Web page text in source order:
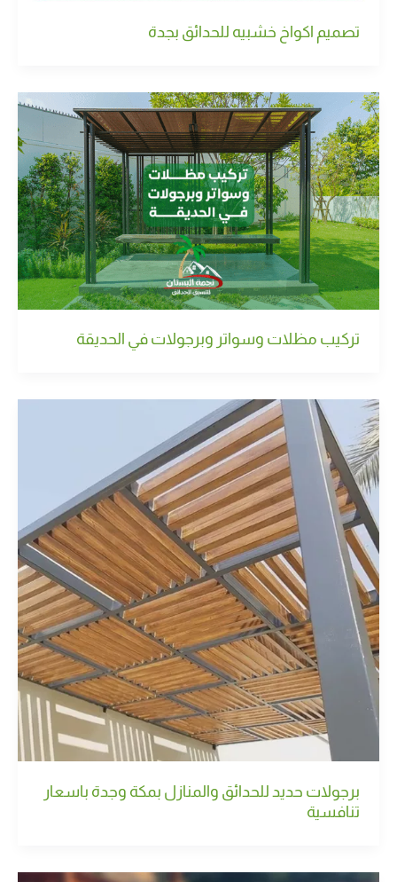
تصميم اكواخ خشبيه للحدائق بجدة
تركيب مظلات وسواتر وبرجولات في الحديقة
برجولات حديد للحدائق والمنازل بمكة وجدة باسعار
تنافسية